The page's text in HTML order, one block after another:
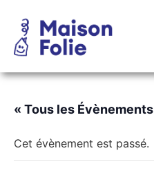
« Tous les Évènements
Cet évènement est passé.